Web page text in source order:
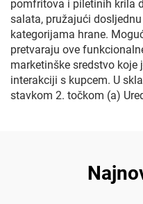
pomfritova i piletinih krila
salata, pružajući
kategorijama hrane.
pretvaraju ove
marketinške sredstvo
interakciji s kupcem. U
stavkom 2. točkom (a)